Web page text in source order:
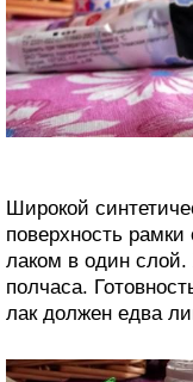
Широкой
поверхность
лаком в один
полчаса.
лак должен едва